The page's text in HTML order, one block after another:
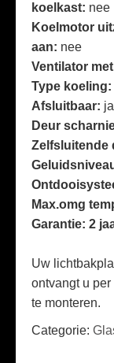
koelkast: nee
Koelmotor
aan: nee
Ventilator
Type koeling:
Afsluitbaar: ja
Deur
Zelfsluitende
Max.omg
Garantie: 2
Uw
ontvangt u
te monteren.
Categorie: